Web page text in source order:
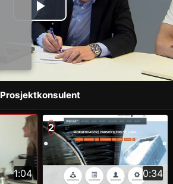
Play
Video
Prosjektkonsulent
1:04
2
0:34